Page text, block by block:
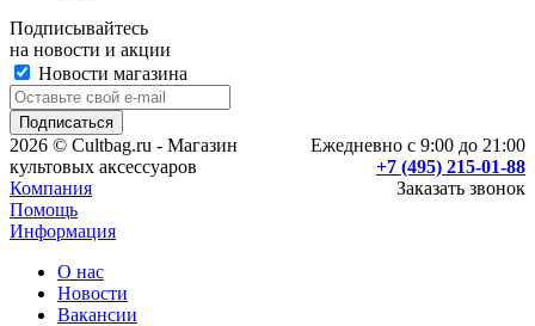
Подписывайтесь
на новости и акции
Новости магазина
Ежедневно с 9:00 до 21:00
+7 (495) 215-01-88
Заказать звонок
2026 © Cultbag.ru - Магазин
культовых аксессуаров
Компания
Помощь
Информация
О нас
Новости
Вакансии